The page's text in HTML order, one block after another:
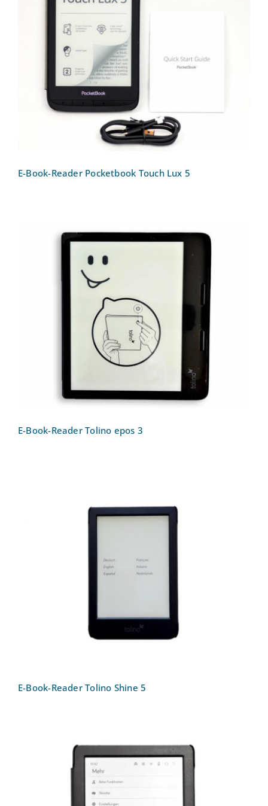
E-Book-Reader Pocketbook Touch Lux 5
E-Book-Reader Pocketbook Touch Lux 5
E-Book-Reader Tolino epos 3
E-Book-Reader Tolino epos 3
E-Book-Reader Tolino Shine 5
E-Book-Reader Tolino Shine 5